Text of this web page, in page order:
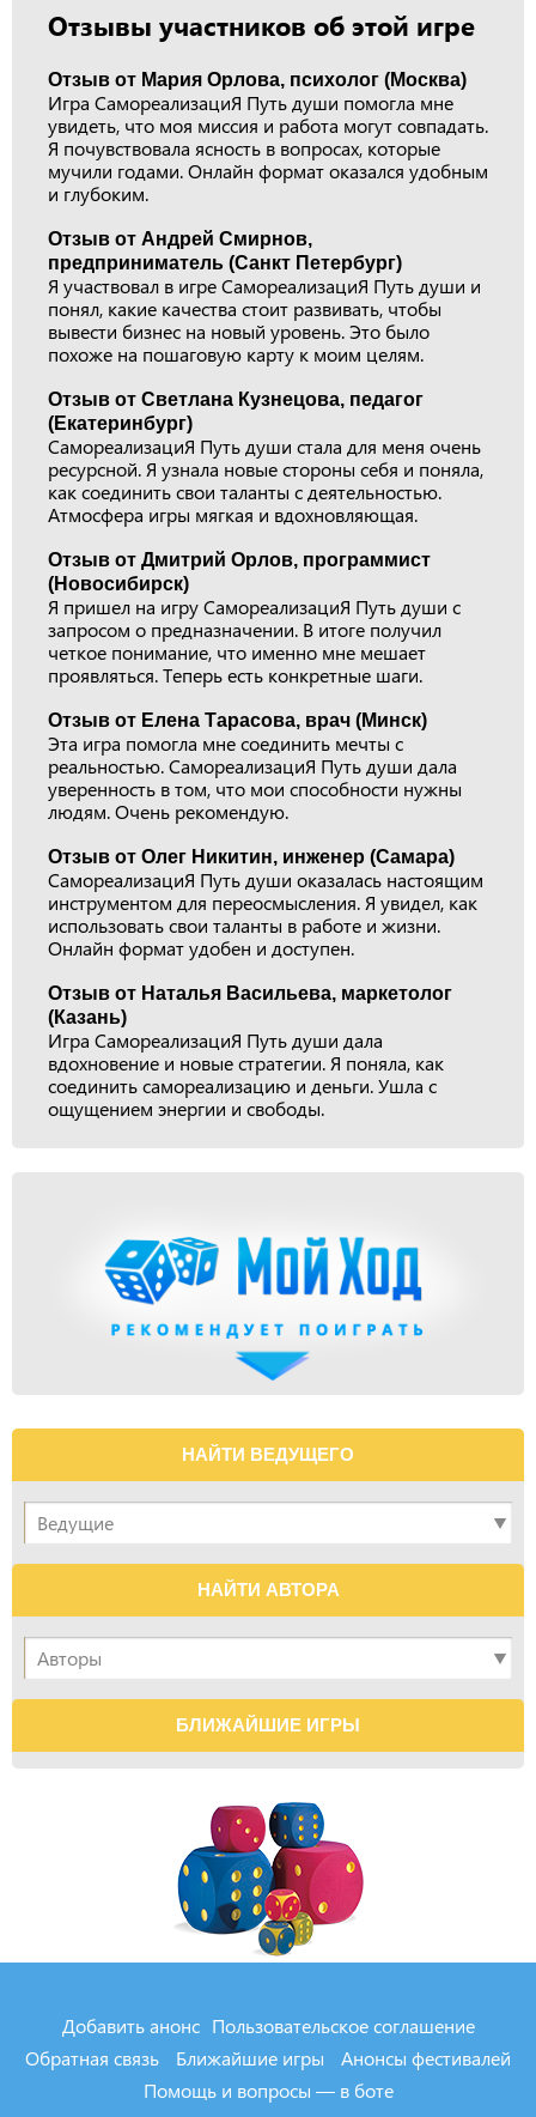
Отзывы участников об этой игре
Отзыв от Мария Орлова, психолог (Москва)
Игра СамореализациЯ Путь души помогла мне
увидеть, что моя миссия и работа могут совпадать.
Я почувствовала ясность в вопросах, которые
мучили годами. Онлайн формат оказался удобным
и глубоким.
Отзыв от Андрей Смирнов,
предприниматель (Санкт Петербург)
Я участвовал в игре СамореализациЯ Путь души и
понял, какие качества стоит развивать, чтобы
вывести бизнес на новый уровень. Это было
похоже на пошаговую карту к моим целям.
Отзыв от Светлана Кузнецова, педагог
(Екатеринбург)
СамореализациЯ Путь души стала для меня очень
ресурсной. Я узнала новые стороны себя и поняла,
как соединить свои таланты с деятельностью.
Атмосфера игры мягкая и вдохновляющая.
Отзыв от Дмитрий Орлов, программист
(Новосибирск)
Я пришел на игру СамореализациЯ Путь души с
запросом о предназначении. В итоге получил
четкое понимание, что именно мне мешает
проявляться. Теперь есть конкретные шаги.
Отзыв от Елена Тарасова, врач (Минск)
Эта игра помогла мне соединить мечты с
реальностью. СамореализациЯ Путь души дала
уверенность в том, что мои способности нужны
людям. Очень рекомендую.
Отзыв от Олег Никитин, инженер (Самара)
СамореализациЯ Путь души оказалась настоящим
инструментом для переосмысления. Я увидел, как
использовать свои таланты в работе и жизни.
Онлайн формат удобен и доступен.
Отзыв от Наталья Васильева, маркетолог
(Казань)
Игра СамореализациЯ Путь души дала
вдохновение и новые стратегии. Я поняла, как
соединить самореализацию и деньги. Ушла с
ощущением энергии и свободы.
НАЙТИ ВЕДУЩЕГО
НАЙТИ АВТОРА
БЛИЖАЙШИЕ ИГРЫ
Добавить анонс Пользовательское соглашение
Обратная связь
Ближайшие игры
Анонсы фестивалей
Помощь и вопросы — в боте